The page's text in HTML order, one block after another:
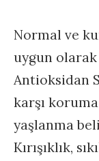
Normal ve
uygun
Antioksidan
karşı koruma
yaşlanma
Kırışıklık,